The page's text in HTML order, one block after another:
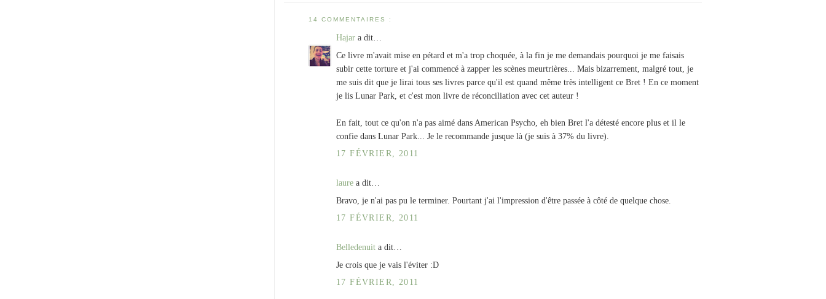
14 COMMENTAIRES :
Hajar a dit…
Ce livre m'avait mise en pétard et m'a trop choquée, à la fin je me demandais pourquoi je me faisais
subir cette torture et j'ai commencé à zapper les scènes meurtrières... Mais bizarrement, malgré tout, je
me suis dit que je lirai tous ses livres parce qu'il est quand même très intelligent ce Bret ! En ce moment
je lis Lunar Park, et c'est mon livre de réconciliation avec cet auteur !
En fait, tout ce qu'on n'a pas aimé dans American Psycho, eh bien Bret l'a détesté encore plus et il le
confie dans Lunar Park... Je le recommande jusque là (je suis à 37% du livre).
17 FÉVRIER, 2011
laure a dit…
Bravo, je n'ai pas pu le terminer. Pourtant j'ai l'impression d'être passée à côté de quelque chose.
17 FÉVRIER, 2011
Belledenuit a dit…
Je crois que je vais l'éviter :D
17 FÉVRIER, 2011